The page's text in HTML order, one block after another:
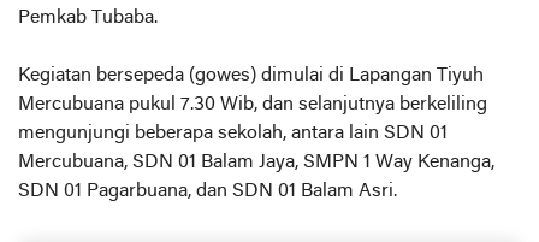
Pemkab Tubaba.
Kegiatan bersepeda (gowes) dimulai di Lapangan Tiyuh
Mercubuana pukul 7.30 Wib, dan selanjutnya berkeliling
mengunjungi beberapa sekolah, antara lain SDN 01
Mercubuana, SDN 01 Balam Jaya, SMPN 1 Way Kenanga,
SDN 01 Pagarbuana, dan SDN 01 Balam Asri.